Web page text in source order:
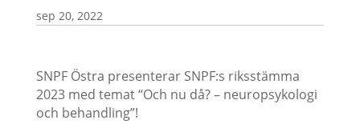
sep 20, 2022
SNPF Östra presenterar SNPF:s riksstämma
2023 med temat “Och nu då? – neuropsykologi
och behandling”!